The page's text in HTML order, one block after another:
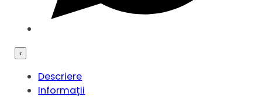
‹
Descriere
Informații